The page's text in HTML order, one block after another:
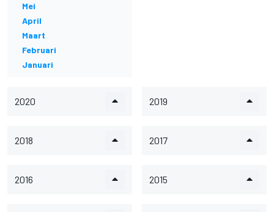
Mei
April
Maart
Februari
Januari
2020 2019
2018 2017
2016 2015